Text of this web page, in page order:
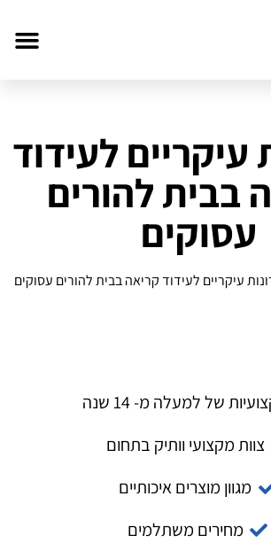
עיקריים לעידוד
בבית להורים
עסוקים
עיקריים לעידוד קריאה בבית להורים עסוקים
של למעלה מ- 14 שנה
צוות מקצועי וותיק בתחום
מגוון מוצרים איכותיים
מחירים משתלמים